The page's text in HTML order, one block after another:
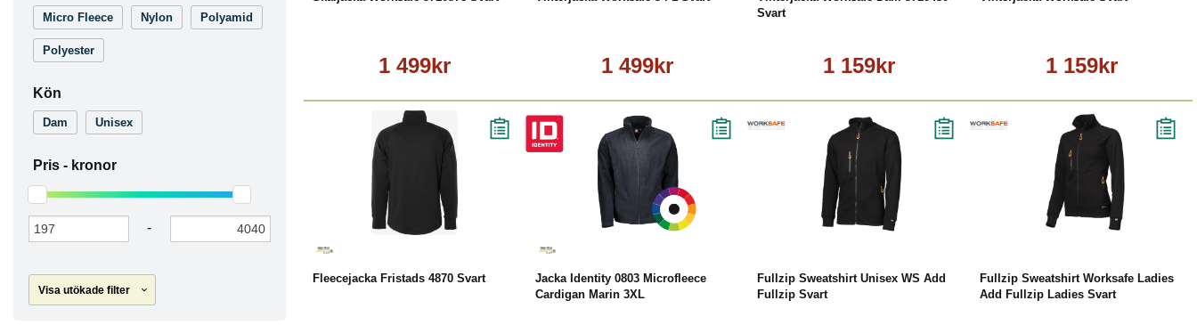
Micro Fleece Nylon Polyamid
Polyester
Kön
Dam Unisex
Pris - kronor
-
Visa utökade filter
1 499kr 1 499kr
Svart
1 159kr 1 159kr
Fleecejacka Fristads 4870 Svart
Jacka Identity 0803 Microfleece
Cardigan Marin 3XL
Läs mer
Fullzip Sweatshirt Unisex WS Add
Fullzip Svart
Läs mer
Fullzip Sweatshirt Worksafe Ladies
Add Fullzip Ladies Svart
Läs mer